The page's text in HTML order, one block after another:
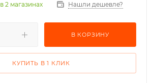
в 2 магазинах Нашли дешевле?
В КОРЗИНУ
КУПИТЬ В 1 КЛИК